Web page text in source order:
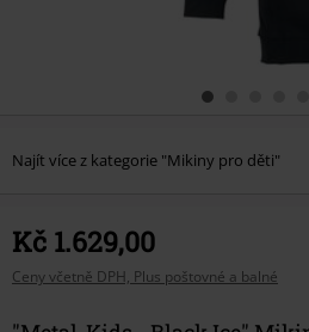
Najít více z kategorie "Mikiny pro děti"
Kč 1.629,00
Ceny včetně DPH, Plus poštovné a balné